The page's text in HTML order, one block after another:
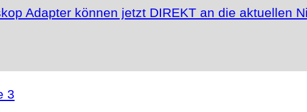
Adapter können jetzt DIREKT an die aktuellen
3